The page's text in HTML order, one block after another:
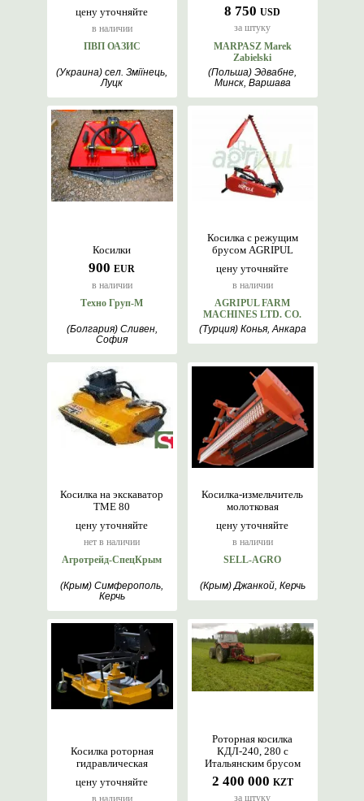
цену уточняйте
в наличии
ПВП ОАЗИС
(Украина) сел. Зміїнець,
Луцк
8 750 USD
за штуку
MARPASZ Marek
Zabielski
(Польша) Эдвабне,
Минск, Варшава
900 EUR
в наличии
Косилки
Техно Груп-М
(Болгария) Сливен,
София
цену уточняйте
в наличии
Косилка с режущим
брусом AGRIPUL
AGRIPUL FARM
MACHINES LTD. CO.
(Турция) Конья, Анкара
цену уточняйте
нет в наличии
Косилка на экскаватор
TME 80
Агротрейд-СпецКрым
(Крым) Симферополь,
Керчь
цену уточняйте
в наличии
Косилка-измельчитель
молотковая
SELL-AGRO
(Крым) Джанкой, Керчь
цену уточняйте
в наличии
Косилка роторная
гидравлическая
2 400 000 KZT
за штуку
Роторная косилка
КДЛ-240, 280 с
Итальянским брусом